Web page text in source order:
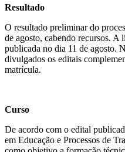
Resultado
O resultado preliminar do
de agosto, cabendo recursos. A
publicada no dia 11 de agosto.
divulgados os editais
matrícula.
Curso
De acordo com o edital
em Educação e Processos de